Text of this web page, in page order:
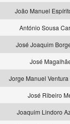
João Manuel
António Sousa
José Joaquim
José
Jorge Manuel
José Ribeiro
Joaquim Lindoro